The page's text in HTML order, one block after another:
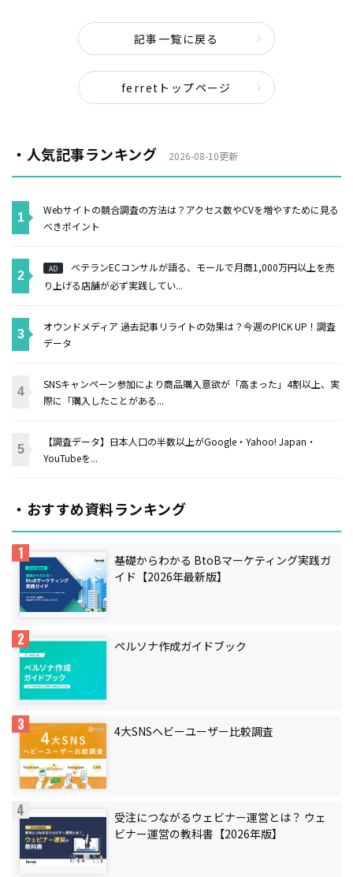
記事一覧に戻る
ferretトップページ
・人気記事ランキング 2026-08-10更新
Webサイトの競合調査の方法は？アクセス数やCVを増やすために見る
べきポイント
AD
ベテランECコンサルが語る、モールで月商1,000万円以上を売
り上げる店舗が必ず実践してい...
オウンドメディア 過去記事リライトの効果は？今週のPICK UP！調査
データ
SNSキャンペーン参加により商品購入意欲が「高まった」4割以上、実
際に「購入したことがある...
【調査データ】日本人口の半数以上がGoogle・Yahoo! Japan・
YouTubeを...
・おすすめ資料ランキング
基礎からわかる BtoBマーケティング実践ガ
イド【2026年最新版】
ペルソナ作成ガイドブック
4大SNSヘビーユーザー比較調査
受注につながるウェビナー運営とは？ ウェ
ビナー運営の教科書【2026年版】